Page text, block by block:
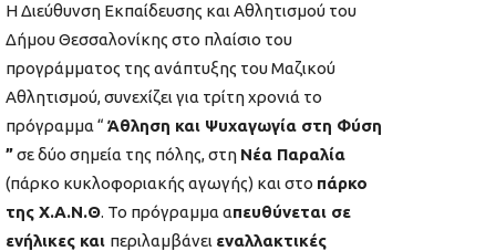
Η Διεύθυνση Εκπαίδευσης και Αθλητισμού του
Δήμου Θεσσαλονίκης στο πλαίσιο του
προγράμματος της ανάπτυξης του Μαζικού
Αθλητισμού, συνεχίζει για τρίτη χρονιά το
πρόγραμμα “ Άθληση και Ψυχαγωγία στη Φύση
”σε δύο σημεία της πόλης, στη Νέα Παραλία
(πάρκο κυκλοφοριακής αγωγής) και στο πάρκο
της Χ.Α.Ν.Θ. Το πρόγραμμα απευθύνεται σε
ενήλικες και περιλαμβάνει εναλλακτικές